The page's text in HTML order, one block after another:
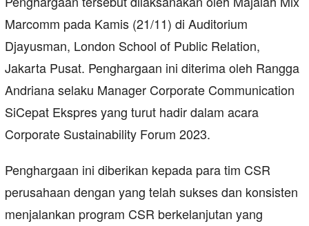
Marcomm pada Kamis (21/11) di Auditorium
Djayusman, London School of Public Relation,
Jakarta Pusat. Penghargaan ini diterima oleh Rangga
Andriana selaku Manager Corporate Communication
SiCepat Ekspres yang turut hadir dalam acara
Corporate Sustainability Forum 2023.
Penghargaan ini diberikan kepada para tim CSR
perusahaan dengan yang telah sukses dan konsisten
menjalankan program CSR berkelanjutan yang